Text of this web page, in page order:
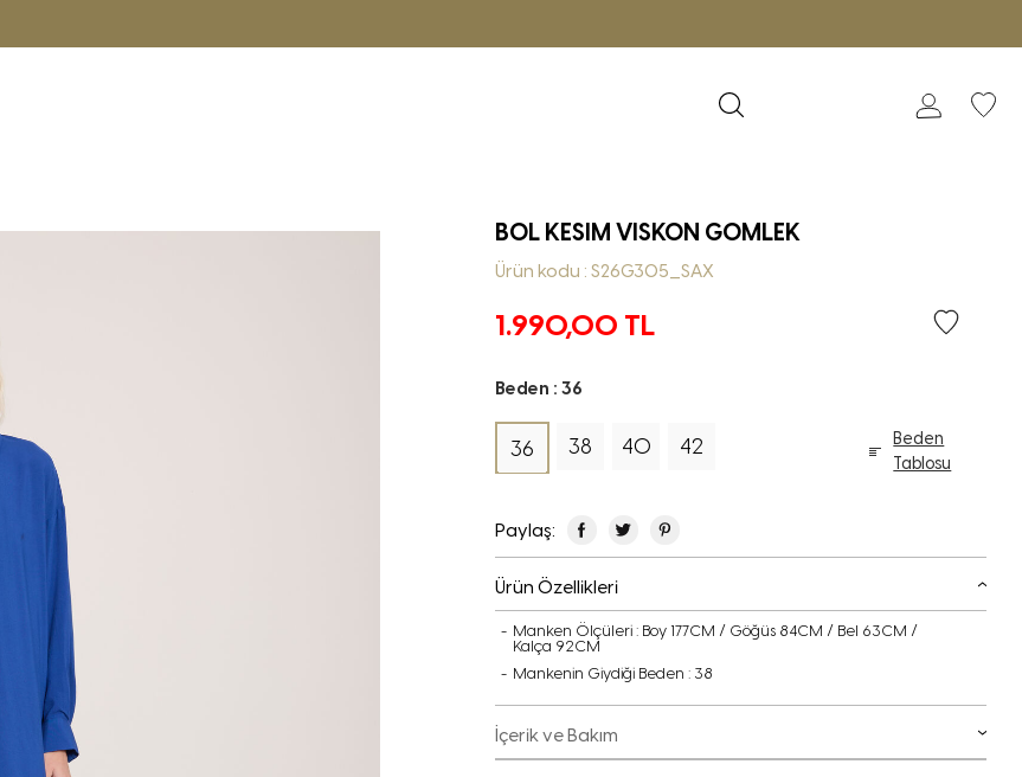
BOL KESIM VISKON GOMLEK
Ürün kodu : S26G305_SAX
1.990,00 TL
Beden :36
36 38 40 42
Beden
Tablosu
Paylaş:
Ürün Özellikleri
Manken Ölçüleri : Boy 177CM / Göğüs 84CM / Bel 63CM /
Kalça 92CM
Mankenin Giydiği Beden : 38
İçerik ve Bakım